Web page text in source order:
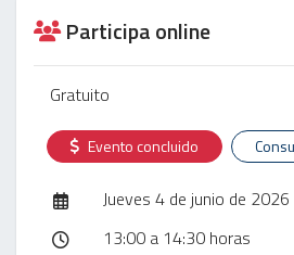
Participa online
Gratuito
Evento concluido
Jueves 4 de junio de 2026
13:00 a 14:30 horas